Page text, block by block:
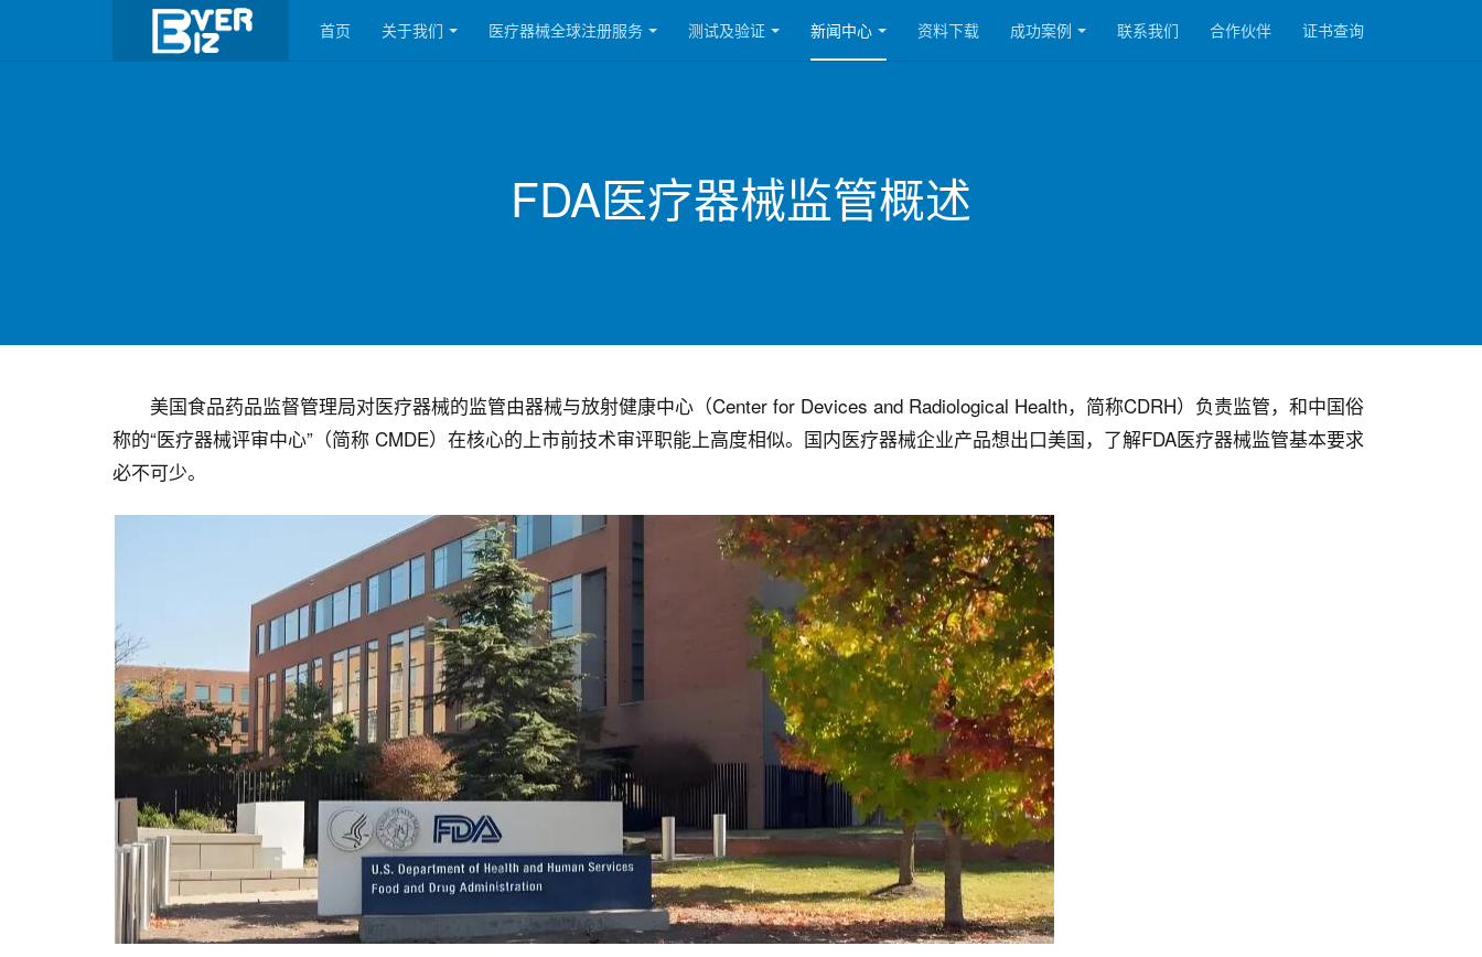
首页 关于我们 医疗器械全球注册服务 测试及验证 新闻中心 资料下载 成功案例 联系我们 合作伙伴 证书查询
FDA医疗器械监管概述
美国食品药品监督管理局对医疗器械的监管由器械与放射健康中心（Center for Devices and Radiological Health，简称CDRH）负责监管，和中国俗
称的“医疗器械评审中心”（简称 CMDE）在核心的上市前技术审评职能上高度相似。国内医疗器械企业产品想出口美国，了解FDA医疗器械监管基本要求
必不可少。